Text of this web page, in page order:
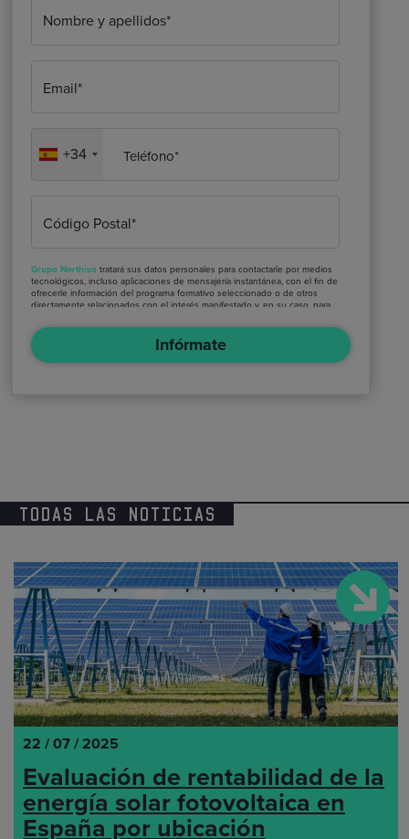
Nombre y apellidos*
Email*
+34 Teléfono*
Código Postal*
Grupo Northius tratará sus datos personales para contactarle por medios
tecnológicos, incluso aplicaciones de mensajería instantánea, con el fin de
ofrecerle información del programa formativo seleccionado o de otros
directamente relacionados con el interés manifestado y, en su caso, para
las empresas que conforman elGrupo Northius, con el objeto de que
estas puedan hacerle llegar la mejor oferta de productos y servicios
de acuerdo a su petición. Quedan reconocidos los derechos de acceso,
rectificación, supresión, oposición, limitación, tal y como se explica en la
Infórmate
TODAS LAS NOTICIAS
22 / 07 / 2025
Evaluación de rentabilidad de la
energía solar fotovoltaica en
España por ubicación